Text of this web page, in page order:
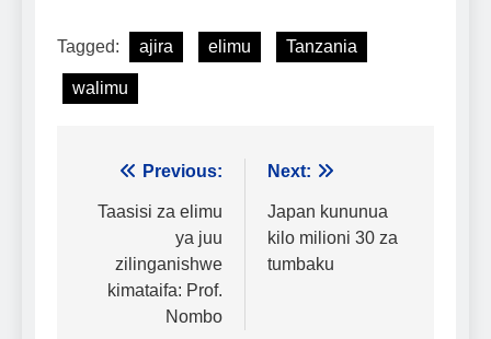
Tagged: ajira elimu Tanzania
walimu
Urambazaji
wa
chapisho
Previous:
Taasisi za elimu
ya juu
zilinganishwe
kimataifa: Prof.
Nombo
Next:
Japan kununua
kilo milioni 30 za
tumbaku